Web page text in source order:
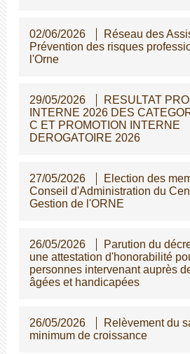
02/06/2026
Réseau des
Prévention des risques
l'Orne
29/05/2026
RESULTAT
INTERNE 2026 DES
C ET PROMOTION INTERNE
DEROGATOIRE 2026
27/05/2026
Election des
Conseil d'Administration du
Gestion de l'ORNE
26/05/2026
Parution du
une attestation d'honorabilité
personnes intervenant auprès
gées et handicapées
26/05/2026
Relèvement du
minimum de croissance